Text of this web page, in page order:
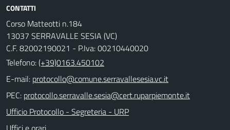
CONTATTI
Corso Matteotti n.184
13037 SERRAVALLE SESIA (VC)
C.F. 82002190021 - P.Iva: 00210440020
Telefono:(+39)0163.450102
E-mail:
PEC:
Ufficio Protocollo - Segreteria - URP